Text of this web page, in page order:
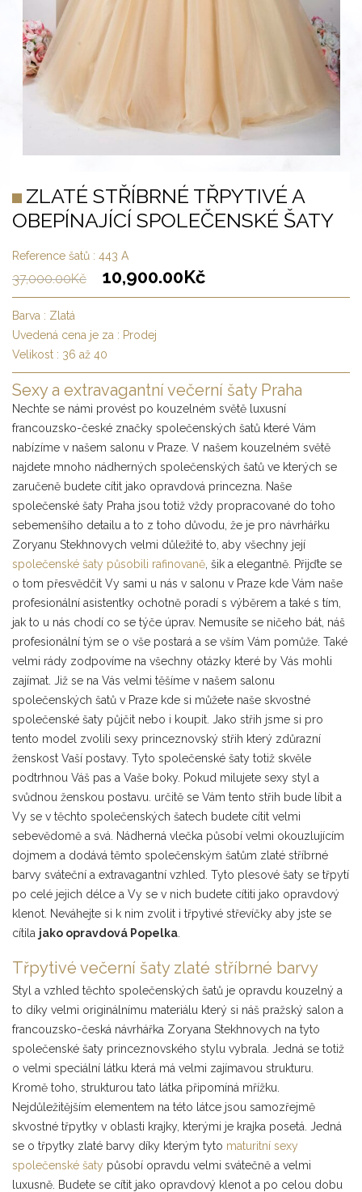
ZLATÉ STŘÍBRNÉ TŘPYTIVÉ A
OBEPÍNAJÍCÍ SPOLEČENSKÉ ŠATY
Reference šatů : 443 A
37,000.00Kč 10,900.00Kč
Barva : Zlatá
Uvedená cena je za : Prodej
Velikost : 36 až 40
Sexy a extravagantní večerní šaty Praha
Nechte se námi provést po kouzelném světě luxusní
francouzsko-české značky společenských šatů které Vám
nabízíme v našem salonu v Praze. V našem kouzelném světě
najdete mnoho nádherných společenských šatů ve kterých se
zaručeně budete cítit jako opravdová princezna. Naše
společenské šaty Praha jsou totiž vždy propracované do toho
sebemenšího detailu a to z toho důvodu, že je pro návrhářku
Zoryanu Stekhnovych velmi důležité to, aby všechny její
společenské šaty působili rafinovaně , šik a elegantně. Přijďte se
o tom přesvědčit Vy sami u nás v salonu v Praze kde Vám naše
profesionální asistentky ochotně poradí s výběrem a také s tím,
jak to u nás chodí co se týče úprav. Nemusíte se ničeho bát, náš
profesionální tým se o vše postará a se vším Vám pomůže. Také
velmi rády zodpovíme na všechny otázky které by Vás mohli
zajímat. Již se na Vás velmi těšíme v našem salonu
společenských šatů v Praze kde si můžete naše skvostné
společenské šaty půjčit nebo i koupit. Jako střih jsme si pro
tento model zvolili sexy princeznovský střih který zdůrazní
ženskost Vaší postavy. Tyto společenské šaty totiž skvěle
podtrhnou Váš pas a Vaše boky. Pokud milujete sexy styl a
svůdnou ženskou postavu. určitě se Vám tento střih bude líbit a
Vy se v těchto společenských šatech budete cítit velmi
sebevědomě a svá. Nádherná vlečka působí velmi okouzlujícím
dojmem a dodává těmto společenským šatům zlaté stříbrné
barvy sváteční a extravagantní vzhled. Tyto plesové šaty se třpytí
po celé jejich délce a Vy se v nich budete cítiti jako opravdový
klenot. Neváhejte si k nim zvolit i třpytivé střevíčky aby jste se
cítila jako opravdová Popelka
Třpytivé večerní šaty zlaté stříbrné barvy
Styl a vzhled těchto společenských šatů je opravdu kouzelný a
to díky velmi originálnímu materiálu který si náš pražský salon a
francouzsko-česká návrhářka Zoryana Stekhnovych na tyto
společenské šaty princeznovského stylu vybrala. Jedná se totiž
o velmi speciální látku která má velmi zajímavou strukturu.
Kromě toho, strukturou tato látka připomíná mřížku.
Nejdůležitějším elementem na této látce jsou samozřejmě
skvostné třpytky v oblasti krajky, kterými je krajka posetá. Jedná
se o třpytky zlaté barvy díky kterým tyto maturitní sexy
společenské šaty působí opravdu velmi svátečně a velmi
luxusně. Budete se cítit jako opravdový klenot a po celou dobu